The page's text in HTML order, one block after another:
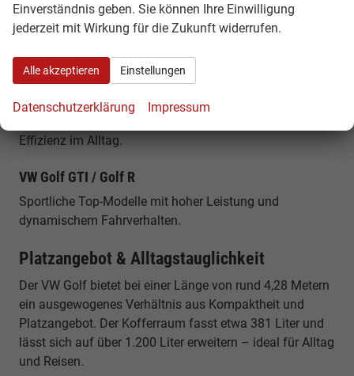
VW Golf 2.0 TDI
Vielfahrer.
Effizienz im Alltag.
VW Golf GTI / Golf R
Sportliche Top-Modelle mit hoher Leistung und
dynamischem Fahrverhalten.
Platzangebot & Alltagstauglichkeit
Der VW Golf bietet bei einer Länge von rund 4,28 Metern
ein ausgewogenes Verhältnis aus Kompaktheit und
Platzangebot. Der Kofferraum fasst etwa 381 Liter und
lässt sich auf über 1.200 Liter erweitern – ideal für Alltag
und Reisen.
Einverständnis geben. Sie können Ihre Einwilligung
jederzeit mit Wirkung für die Zukunft widerrufen.
Alle akzeptieren Einstellungen
Datenschutzerklärung Impressum